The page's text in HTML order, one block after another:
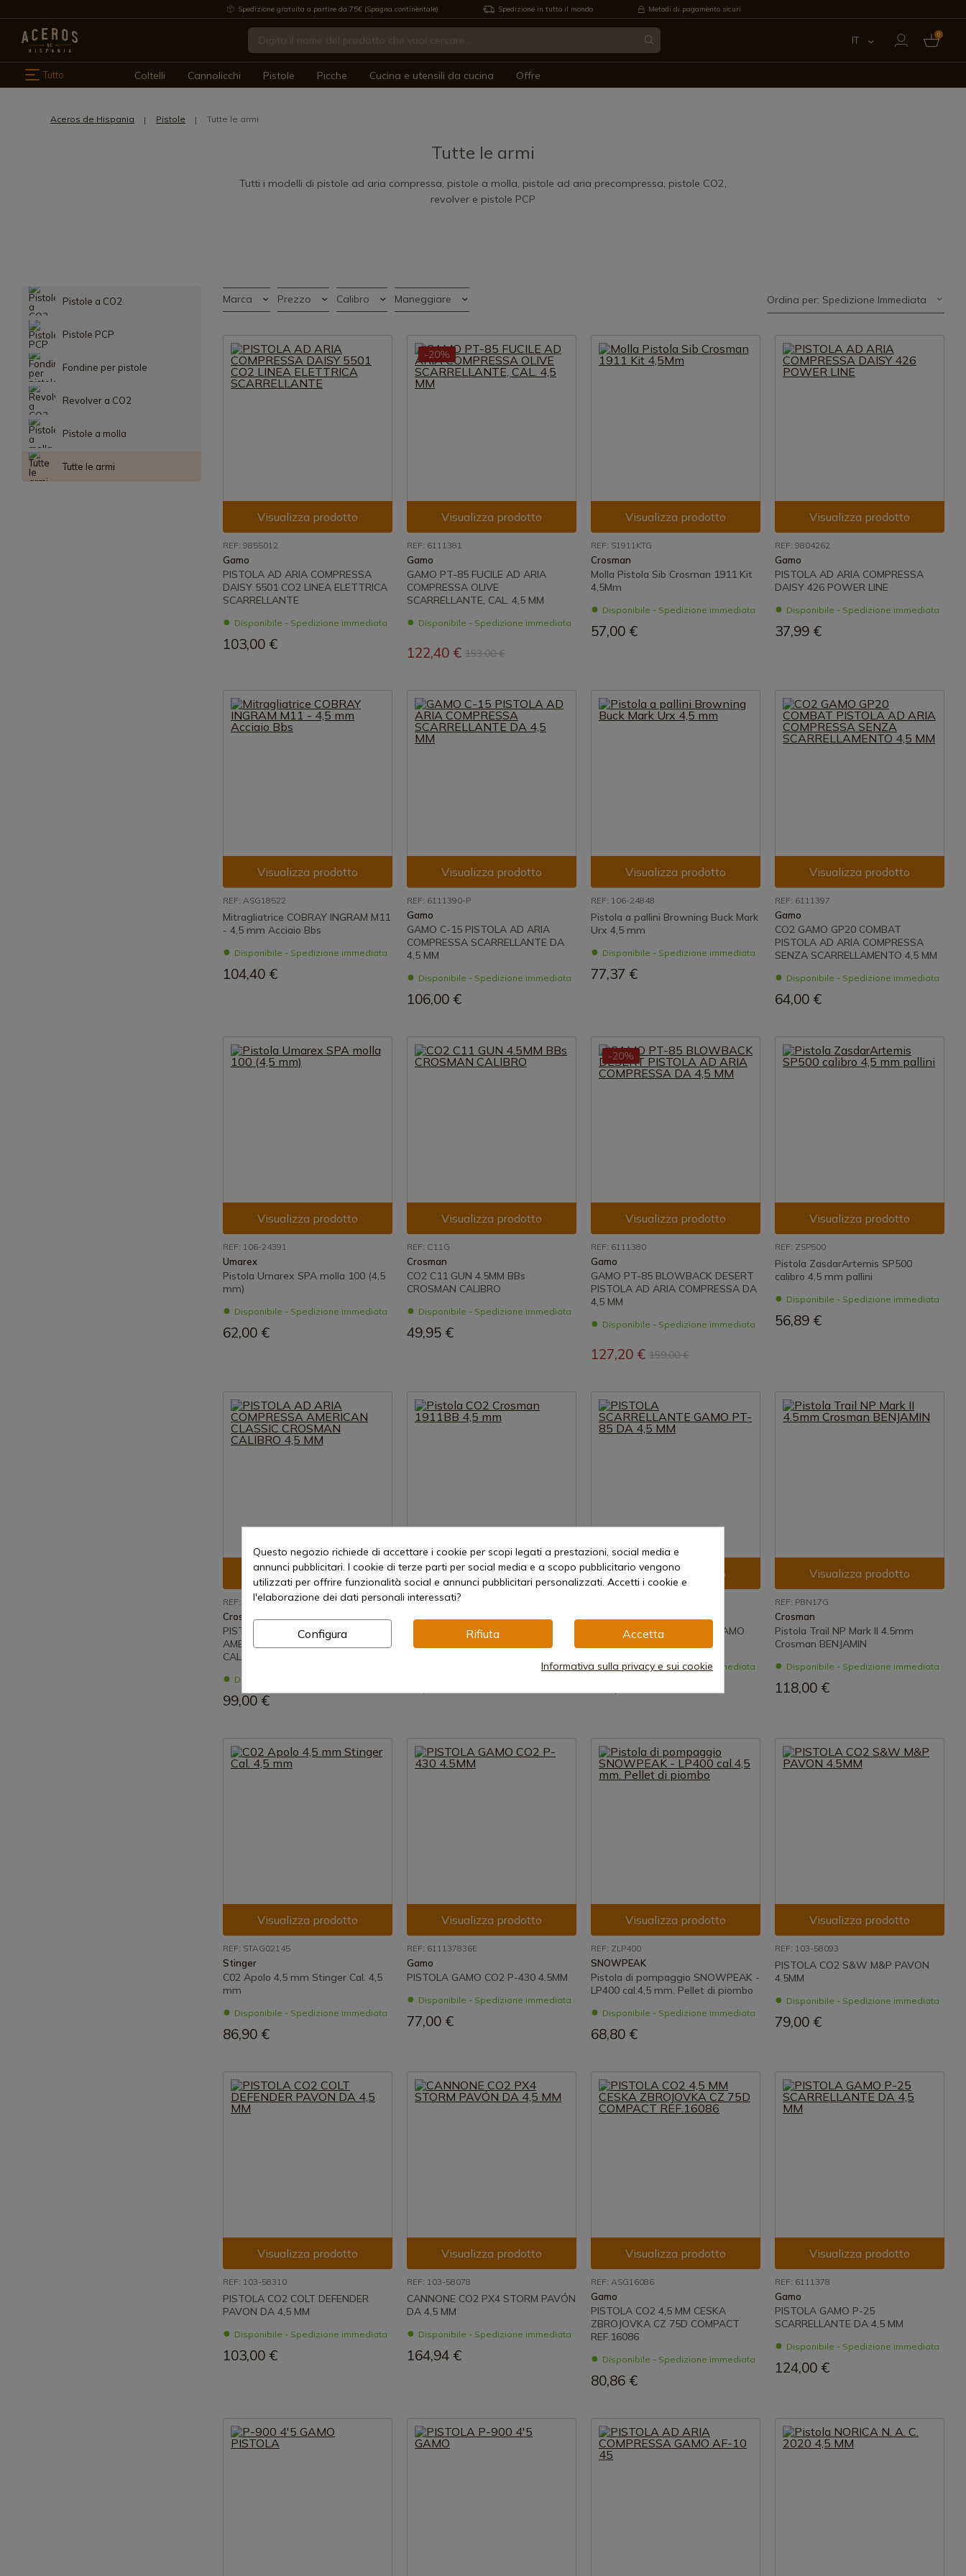
Spedizione gratuita a partire da 75€ (Spagna continentale) Spedizione in tutto il mondo Metodi di pagamento sicuri
IT 0
Tutto Coltelli Cannolicchi Pistole Picche Cucina e utensili da cucina Offre
Aceros de Hispania Pistole Tutte le armi
Tutte le armi
Tutti i modelli di pistole ad aria compressa, pistole a molla, pistole ad aria precompressa, pistole CO2,
revolver e pistole PCP
Pistole a CO2
Pistole PCP
Fondine per pistole
Revolver a CO2
Pistole a molla
Tutte le armi
Marca Prezzo Calibro Maneggiare Ordina per: Spedizione Immediata
Visualizza prodotto
REF: 9855012
Gamo
PISTOLA AD ARIA COMPRESSA
DAISY 5501 CO2 LINEA ELETTRICA
SCARRELLANTE
Disponibile - Spedizione immediata
103,00 €
-20%
Visualizza prodotto
REF: 6111381
Gamo
GAMO PT-85 FUCILE AD ARIA
COMPRESSA OLIVE
SCARRELLANTE, CAL. 4,5 MM
Disponibile - Spedizione immediata
122,40 € 153,00 €
Visualizza prodotto
REF: S1911KTG
Crosman
Molla Pistola Sib Crosman 1911 Kit
4,5Mm
Disponibile - Spedizione immediata
57,00 €
Visualizza prodotto
REF: 9804262
Gamo
PISTOLA AD ARIA COMPRESSA
DAISY 426 POWER LINE
Disponibile - Spedizione immediata
37,99 €
Visualizza prodotto
REF: ASG18522
Mitragliatrice COBRAY INGRAM M11
- 4,5 mm Acciaio Bbs
Disponibile - Spedizione immediata
104,40 €
Visualizza prodotto
REF: 6111390-P
Gamo
GAMO C-15 PISTOLA AD ARIA
COMPRESSA SCARRELLANTE DA
4,5 MM
Disponibile - Spedizione immediata
106,00 €
Visualizza prodotto
REF: 106-24848
Pistola a pallini Browning Buck Mark
Urx 4,5 mm
Disponibile - Spedizione immediata
77,37 €
Visualizza prodotto
REF: 6111397
Gamo
CO2 GAMO GP20 COMBAT
PISTOLA AD ARIA COMPRESSA
SENZA SCARRELLAMENTO 4,5 MM
Disponibile - Spedizione immediata
64,00 €
Visualizza prodotto
REF: 106-24391
Umarex
Pistola Umarex SPA molla 100 (4,5
mm)
Disponibile - Spedizione immediata
62,00 €
Visualizza prodotto
REF: C11G
Crosman
CO2 C11 GUN 4.5MM BBs
CROSMAN CALIBRO
Disponibile - Spedizione immediata
49,95 €
-20%
Visualizza prodotto
REF: 6111380
Gamo
GAMO PT-85 BLOWBACK DESERT
PISTOLA AD ARIA COMPRESSA DA
4,5 MM
Disponibile - Spedizione immediata
127,20 € 159,00 €
Visualizza prodotto
REF: ZSP500
Pistola ZasdarArtemis SP500
calibro 4,5 mm pallini
Disponibile - Spedizione immediata
56,89 €
Visualizza prodotto
REF: P1377G
Crosman
PISTOLA AD ARIA COMPRESSA
AMERICAN CLASSIC CROSMAN
CALIBRO 4,5 MM
Disponibile - Spedizione immediata
99,00 €
Visualizza prodotto
REF: 40001G
Pistola CO2 Crosman 1911BB 4,5
mm
Disponibile - Spedizione immediata
Visualizza prodotto
PISTOLA SCARRELLANTE GAMO
Disponibile - Spedizione immediata
Visualizza prodotto
REF: PBN17G
Crosman
Pistola Trail NP Mark II 4.5mm
Crosman BENJAMIN
Disponibile - Spedizione immediata
118,00 €
Visualizza prodotto
REF: STAG02145
Stinger
C02 Apolo 4,5 mm Stinger Cal. 4,5
mm
Disponibile - Spedizione immediata
86,90 €
Visualizza prodotto
REF: 611137836E
Gamo
PISTOLA GAMO CO2 P-430 4.5MM
Disponibile - Spedizione immediata
77,00 €
Visualizza prodotto
REF: ZLP400
SNOWPEAK
Pistola di pompaggio SNOWPEAK -
LP400 cal.4,5 mm. Pellet di piombo
Disponibile - Spedizione immediata
68,80 €
Visualizza prodotto
REF: 103-58093
PISTOLA CO2 S&W M&P PAVON
4.5MM
Disponibile - Spedizione immediata
79,00 €
Visualizza prodotto
REF: 103-58310
PISTOLA CO2 COLT DEFENDER
PAVON DA 4,5 MM
Disponibile - Spedizione immediata
103,00 €
Visualizza prodotto
REF: 103-58078
CANNONE CO2 PX4 STORM PAVÓN
DA 4,5 MM
Disponibile - Spedizione immediata
164,94 €
Visualizza prodotto
REF: ASG16086
Gamo
PISTOLA CO2 4,5 MM CESKA
ZBROJOVKA CZ 75D COMPACT
REF.16086
Disponibile - Spedizione immediata
80,86 €
Visualizza prodotto
REF: 6111378
Gamo
PISTOLA GAMO P-25
SCARRELLANTE DA 4,5 MM
Disponibile - Spedizione immediata
124,00 €
Questo negozio richiede di accettare i cookie per scopi legati a prestazioni, social media e
annunci pubblicitari. I cookie di terze parti per social media e a scopo pubblicitario vengono
utilizzati per offrire funzionalità social e annunci pubblicitari personalizzati. Accetti i cookie e
l'elaborazione dei dati personali interessati?
Configura Rifiuta Accetta
Informativa sulla privacy e sui cookie